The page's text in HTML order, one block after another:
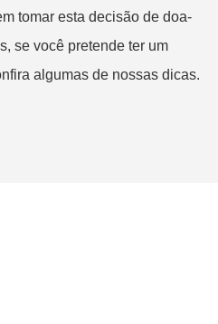
tomar esta decisão de doa-
se você pretende ter um
algumas de nossas dicas.